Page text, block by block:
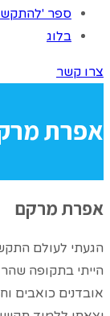
ספר
בלוג
צרו קשר
אפרת
אפרת מרקם
הגעתי לעולם
הייתי בתקופה
אובדנים כואבים